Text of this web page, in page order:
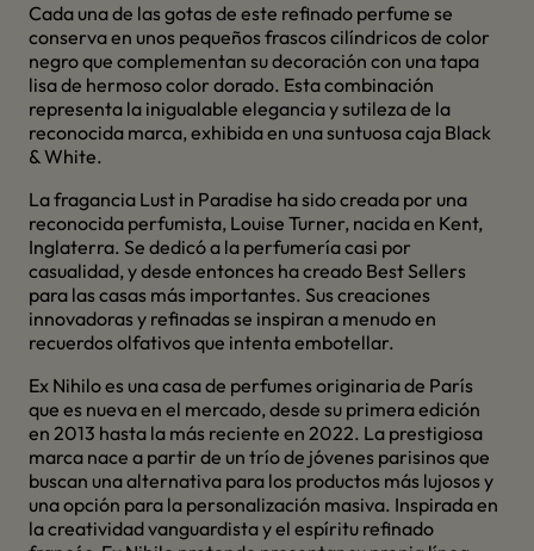
Cada una de las gotas de este refinado perfume se
conserva en unos pequeños frascos cilíndricos de color
negro que complementan su decoración con una tapa
lisa de hermoso color dorado. Esta combinación
representa la inigualable elegancia y sutileza de la
reconocida marca, exhibida en una suntuosa caja Black
& White.
La fragancia Lust in Paradise ha sido creada por una
reconocida perfumista, Louise Turner, nacida en Kent,
Inglaterra. Se dedicó a la perfumería casi por
casualidad, y desde entonces ha creado Best Sellers
para las casas más importantes. Sus creaciones
innovadoras y refinadas se inspiran a menudo en
recuerdos olfativos que intenta embotellar.
Ex Nihilo es una casa de perfumes originaria de París
que es nueva en el mercado, desde su primera edición
en 2013 hasta la más reciente en 2022. La prestigiosa
marca nace a partir de un trío de jóvenes parisinos que
buscan una alternativa para los productos más lujosos y
una opción para la personalización masiva. Inspirada en
la creatividad vanguardista y el espíritu refinado